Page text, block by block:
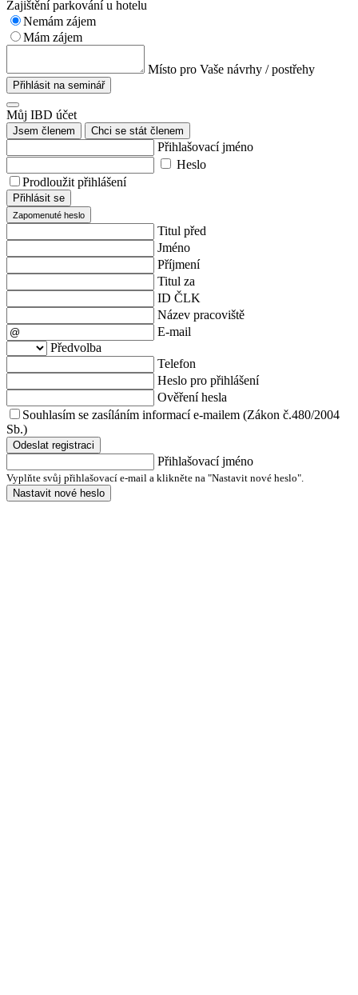
Zajištění parkování u hotelu
Nemám zájem
Mám zájem
Místo pro Vaše návrhy / postřehy
Přihlásit na seminář
Můj IBD účet
Jsem členem Chci se stát členem
Přihlašovací jméno
Heslo
Prodloužit přihlášení
Přihlásit se
Zapomenuté heslo
Titul před
Jméno
Příjmení
Titul za
ID ČLK
Název pracoviště
E-mail
Předvolba
Telefon
Heslo pro přihlášení
Ověření hesla
Souhlasím se zasíláním informací e-mailem (Zákon č.480/2004
Sb.)
Odeslat registraci
Přihlašovací jméno
Vyplňte svůj přihlašovací e-mail a klikněte na "Nastavit nové heslo".
Nastavit nové heslo